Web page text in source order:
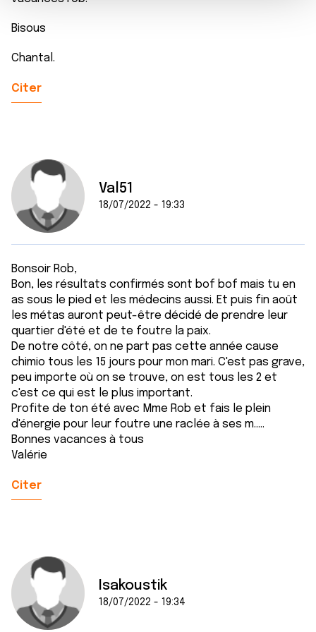
notre site avec nos partenaires de médias sociaux, de
publicité et d'analyse, qui peuvent combiner celles-ci
ou qu'ils ont collectées lors de votre utilisation de leurs
services.
Bisous
Chantal.
Citer
Val51
18/07/2022 - 19:33
Bonsoir Rob,
Bon, les résultats confirmés sont bof bof mais tu en
as sous le pied et les médecins aussi. Et puis fin août
les métas auront peut-être décidé de prendre leur
quartier d'été et de te foutre la paix.
De notre côté, on ne part pas cette année cause
chimio tous les 15 jours pour mon mari. C'est pas grave,
peu importe où on se trouve, on est tous les 2 et
c'est ce qui est le plus important.
Profite de ton été avec Mme Rob et fais le plein
d'énergie pour leur foutre une raclée à ses m.....
Bonnes vacances à tous
Valérie
Citer
Isakoustik
18/07/2022 - 19:34